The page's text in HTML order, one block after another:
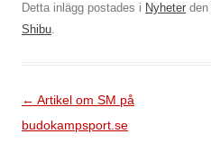
Detta inlägg postades i Nyheter den
Shibu.
Inläggsnavigering
← Artikel om SM på
budokampsport.se